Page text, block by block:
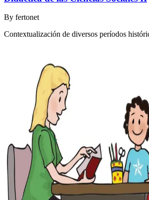
By fertonet
Contextualización de diversos períodos